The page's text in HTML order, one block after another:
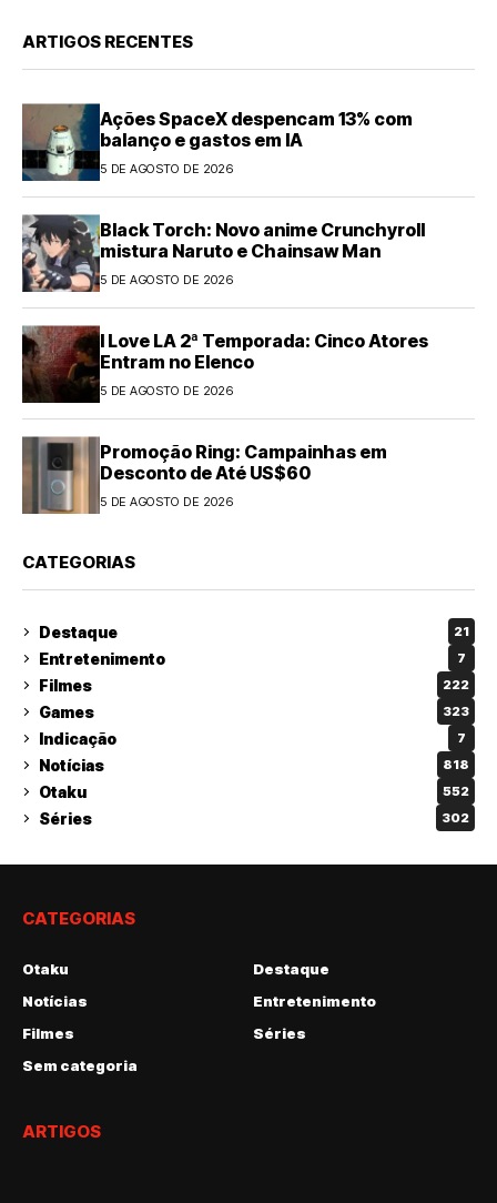
ARTIGOS RECENTES
Ações SpaceX despencam 13% com
balanço e gastos em IA
5 DE AGOSTO DE 2026
Black Torch: Novo anime Crunchyroll
mistura Naruto e Chainsaw Man
5 DE AGOSTO DE 2026
I Love LA 2ª Temporada: Cinco Atores
Entram no Elenco
5 DE AGOSTO DE 2026
Promoção Ring: Campainhas em
Desconto de Até US$60
5 DE AGOSTO DE 2026
CATEGORIAS
Destaque 21
Entretenimento 7
Filmes 222
Games 323
Indicação 7
Notícias 818
Otaku 552
Séries 302
CATEGORIAS
Otaku
Destaque
Notícias
Entretenimento
Filmes
Séries
Sem categoria
ARTIGOS